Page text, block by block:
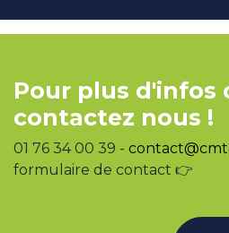
Pour plus d'infos
contactez nous !
01 76 34 00 39 -
formulaire de contact 👉